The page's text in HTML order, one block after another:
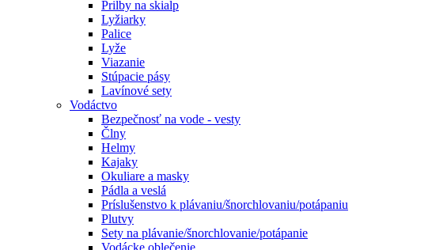
Prilby na skialp
Lyžiarky
Palice
Lyže
Viazanie
Stúpacie pásy
Lavínové sety
Vodáctvo
Bezpečnosť na vode - vesty
Člny
Helmy
Kajaky
Okuliare a masky
Pádla a veslá
Príslušenstvo k plávaniu/šnorchlovaniu/potápaniu
Plutvy
Sety na plávanie/šnorchlovanie/potápanie
Vodácke oblečenie